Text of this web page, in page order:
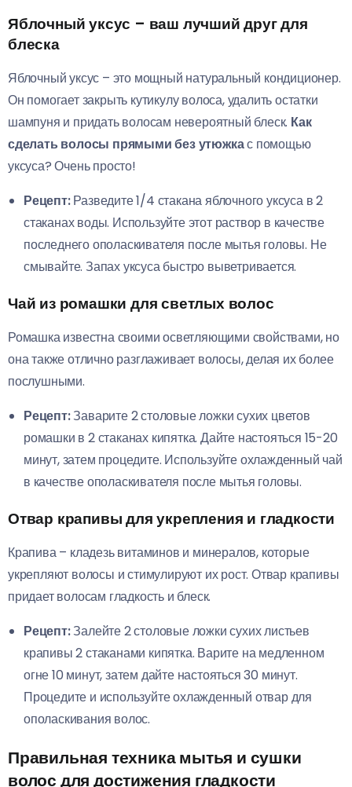
Яблочный уксус – ваш лучший друг для
блеска
Яблочный уксус – это мощный натуральный кондиционер.
Он помогает закрыть кутикулу волоса, удалить остатки
шампуня и придать волосам невероятный блеск. Как
сделать волосы прямыми без утюжкас помощью
уксуса? Очень просто!
Рецепт:Разведите 1/4 стакана яблочного уксуса в 2
стаканах воды. Используйте этот раствор в качестве
последнего ополаскивателя после мытья головы. Не
смывайте. Запах уксуса быстро выветривается.
Чай из ромашки для светлых волос
Ромашка известна своими осветляющими свойствами, но
она также отлично разглаживает волосы, делая их более
послушными.
Рецепт:Заварите 2 столовые ложки сухих цветов
ромашки в 2 стаканах кипятка. Дайте настояться 15-20
минут, затем процедите. Используйте охлажденный чай
в качестве ополаскивателя после мытья головы.
Отвар крапивы для укрепления и гладкости
Крапива – кладезь витаминов и минералов, которые
укрепляют волосы и стимулируют их рост. Отвар крапивы
придает волосам гладкость и блеск.
Рецепт:Залейте 2 столовые ложки сухих листьев
крапивы 2 стаканами кипятка. Варите на медленном
огне 10 минут, затем дайте настояться 30 минут.
Процедите и используйте охлажденный отвар для
ополаскивания волос.
Правильная техника мытья и сушки
волос для достижения гладкости